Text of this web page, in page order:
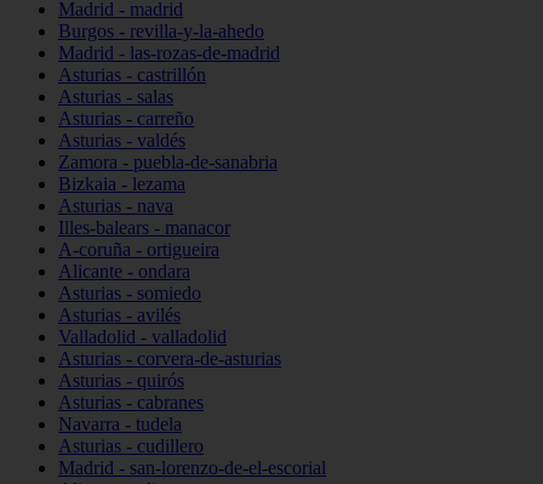
Madrid - madrid
Burgos - revilla-y-la-ahedo
Madrid - las-rozas-de-madrid
Asturias - castrillón
Asturias - salas
Asturias - carreño
Asturias - valdés
Zamora - puebla-de-sanabria
Bizkaia - lezama
Asturias - nava
Illes-balears - manacor
A-coruña - ortigueira
Alicante - ondara
Asturias - somiedo
Asturias - avilés
Valladolid - valladolid
Asturias - corvera-de-asturias
Asturias - quirós
Asturias - cabranes
Navarra - tudela
Asturias - cudillero
Madrid - san-lorenzo-de-el-escorial